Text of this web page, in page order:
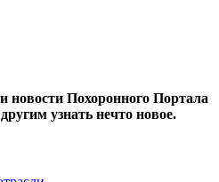
новости Похоронного Портала
узнать нечто новое.